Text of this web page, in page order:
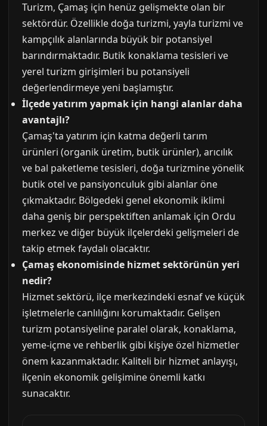
Turizm, Çamaş için henüz gelişmekte olan bir
sektördür. Özellikle doğa turizmi, yayla turizmi ve
kampçılık alanlarında büyük bir potansiyel
barındırmaktadır. Butik konaklama tesisleri ve
yerel turizm girişimleri bu potansiyeli
değerlendirmeye yeni başlamıştır.
İlçede yatırım yapmak için hangi alanlar daha
avantajlı?
Çamaş'ta yatırım için katma değerli tarım
ürünleri (organik üretim, butik ürünler), arıcılık
ve bal paketleme tesisleri, doğa turizmine yönelik
butik otel ve pansiyonculuk gibi alanlar öne
çıkmaktadır. Bölgedeki genel ekonomik iklimi
daha geniş bir perspektiften anlamak için Ordu
merkez ve diğer büyük ilçelerdeki gelişmeleri de
takip etmek faydalı olacaktır.
Çamaş ekonomisinde hizmet sektörünün yeri
nedir?
Hizmet sektörü, ilçe merkezindeki esnaf ve küçük
işletmelerle canlılığını korumaktadır. Gelişen
turizm potansiyeline paralel olarak, konaklama,
yeme-içme ve rehberlik gibi kişiye özel hizmetler
önem kazanmaktadır. Kaliteli bir hizmet anlayışı,
ilçenin ekonomik gelişimine önemli katkı
sunacaktır.